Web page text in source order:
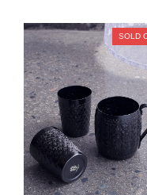
SOLD